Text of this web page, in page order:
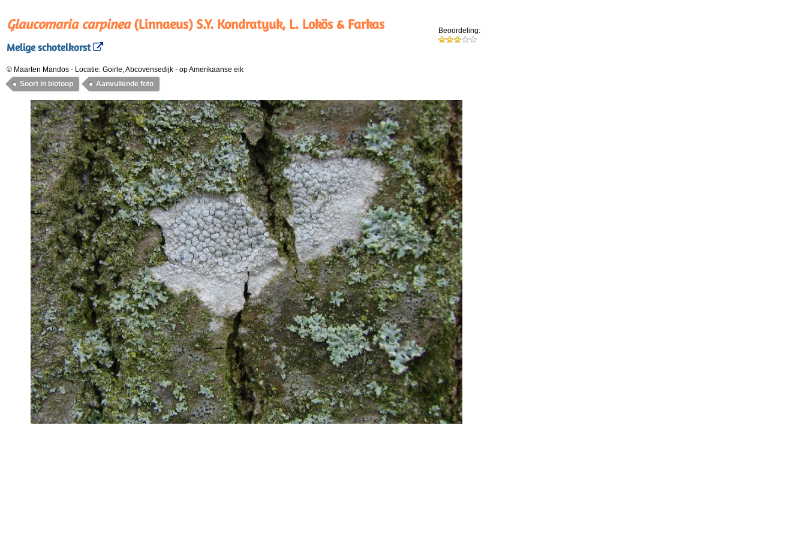
Glaucomaria carpinea(Linnaeus) S.Y. Kondratyuk, L. Lokös & Farkas
Melige schotelkorst
Beoordeling:
© Maarten Mandos - Locatie: Goirle, Abcovensedijk - op Amerikaanse eik
Soort in biotoop
Aanvullende foto